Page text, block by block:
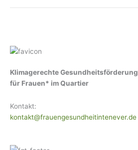
Klimagerechte Gesundheitsförderung
für Frauen* im Quartier
Kontakt:
kontakt@frauengesundheitintenever.de